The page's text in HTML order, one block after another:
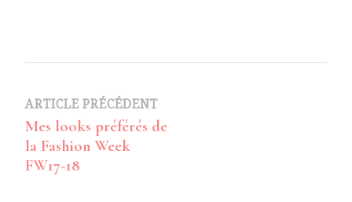
Navigation
d’article
ARTICLE PRÉCÉDENT
Mes looks préférés de
la Fashion Week
FW17-18